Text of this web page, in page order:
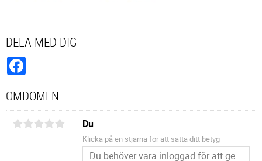
DELA MED DIG
OMDÖMEN
Du
Klicka på en stjärna för att sätta ditt betyg